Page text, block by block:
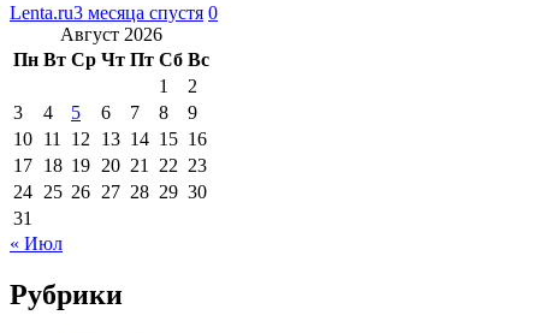
Lenta.ru3 месяца спустя 0
Август 2026
Пн Вт Ср Чт Пт Сб Вс
1
2
3
4 5 6 7 8
9
10 11 12 13 14 15 16
17 18 19 20 21 22 23
24 25 26 27 28 29 30
31
« Июл
Рубрики